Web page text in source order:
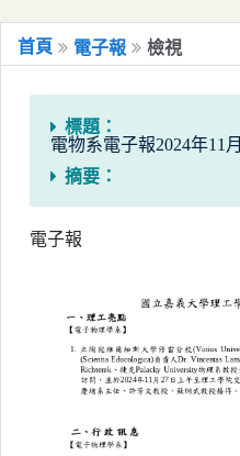
移到主要內容
國立嘉義大學電子報系統
首頁
電子報 檢視
標題：
電物系電子報2024年11月
摘要：
電子報